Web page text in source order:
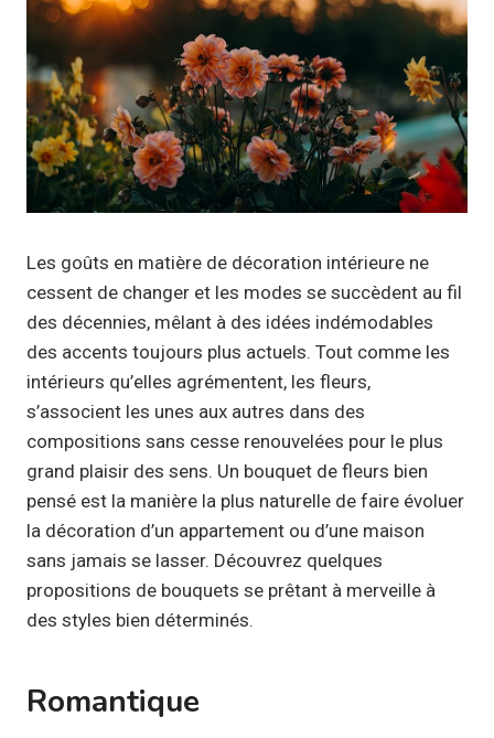
Les goûts en matière de décoration intérieure ne
cessent de changer et les modes se succèdent au fil
des décennies, mêlant à des idées indémodables
des accents toujours plus actuels. Tout comme les
intérieurs qu’elles agrémentent, les fleurs,
s’associent les unes aux autres dans des
compositions sans cesse renouvelées pour le plus
grand plaisir des sens. Un bouquet de fleurs bien
pensé est la manière la plus naturelle de faire évoluer
la décoration d’un appartement ou d’une maison
sans jamais se lasser. Découvrez quelques
propositions de bouquets se prêtant à merveille à
des styles bien déterminés.
Romantique